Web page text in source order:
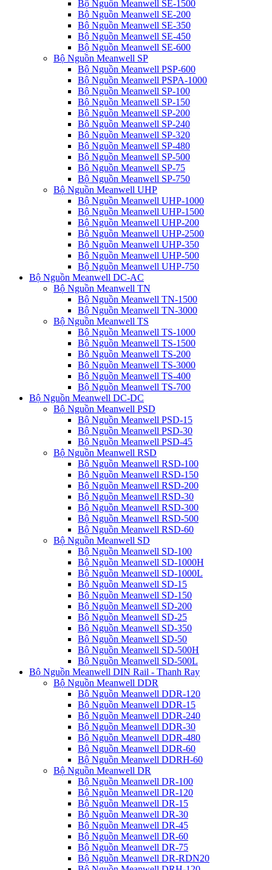
Bộ Nguồn Meanwell SE-1500
Bộ Nguồn Meanwell SE-200
Bộ Nguồn Meanwell SE-350
Bộ Nguồn Meanwell SE-450
Bộ Nguồn Meanwell SE-600
Bộ Nguồn Meanwell SP
Bộ Nguồn Meanwell PSP-600
Bộ Nguồn Meanwell PSPA-1000
Bộ Nguồn Meanwell SP-100
Bộ Nguồn Meanwell SP-150
Bộ Nguồn Meanwell SP-200
Bộ Nguồn Meanwell SP-240
Bộ Nguồn Meanwell SP-320
Bộ Nguồn Meanwell SP-480
Bộ Nguồn Meanwell SP-500
Bộ Nguồn Meanwell SP-75
Bộ Nguồn Meanwell SP-750
Bộ Nguồn Meanwell UHP
Bộ Nguồn Meanwell UHP-1000
Bộ Nguồn Meanwell UHP-1500
Bộ Nguồn Meanwell UHP-200
Bộ Nguồn Meanwell UHP-2500
Bộ Nguồn Meanwell UHP-350
Bộ Nguồn Meanwell UHP-500
Bộ Nguồn Meanwell UHP-750
Bộ Nguồn Meanwell DC-AC
Bộ Nguồn Meanwell TN
Bộ Nguồn Meanwell TN-1500
Bộ Nguồn Meanwell TN-3000
Bộ Nguồn Meanwell TS
Bộ Nguồn Meanwell TS-1000
Bộ Nguồn Meanwell TS-1500
Bộ Nguồn Meanwell TS-200
Bộ Nguồn Meanwell TS-3000
Bộ Nguồn Meanwell TS-400
Bộ Nguồn Meanwell TS-700
Bộ Nguồn Meanwell DC-DC
Bộ Nguồn Meanwell PSD
Bộ Nguồn Meanwell PSD-15
Bộ Nguồn Meanwell PSD-30
Bộ Nguồn Meanwell PSD-45
Bộ Nguồn Meanwell RSD
Bộ Nguồn Meanwell RSD-100
Bộ Nguồn Meanwell RSD-150
Bộ Nguồn Meanwell RSD-200
Bộ Nguồn Meanwell RSD-30
Bộ Nguồn Meanwell RSD-300
Bộ Nguồn Meanwell RSD-500
Bộ Nguồn Meanwell RSD-60
Bộ Nguồn Meanwell SD
Bộ Nguồn Meanwell SD-100
Bộ Nguồn Meanwell SD-1000H
Bộ Nguồn Meanwell SD-1000L
Bộ Nguồn Meanwell SD-15
Bộ Nguồn Meanwell SD-150
Bộ Nguồn Meanwell SD-200
Bộ Nguồn Meanwell SD-25
Bộ Nguồn Meanwell SD-350
Bộ Nguồn Meanwell SD-50
Bộ Nguồn Meanwell SD-500H
Bộ Nguồn Meanwell SD-500L
Bộ Nguồn Meanwell DIN Rail - Thanh Ray
Bộ Nguồn Meanwell DDR
Bộ Nguồn Meanwell DDR-120
Bộ Nguồn Meanwell DDR-15
Bộ Nguồn Meanwell DDR-240
Bộ Nguồn Meanwell DDR-30
Bộ Nguồn Meanwell DDR-480
Bộ Nguồn Meanwell DDR-60
Bộ Nguồn Meanwell DDRH-60
Bộ Nguồn Meanwell DR
Bộ Nguồn Meanwell DR-100
Bộ Nguồn Meanwell DR-120
Bộ Nguồn Meanwell DR-15
Bộ Nguồn Meanwell DR-30
Bộ Nguồn Meanwell DR-45
Bộ Nguồn Meanwell DR-60
Bộ Nguồn Meanwell DR-75
Bộ Nguồn Meanwell DR-RDN20